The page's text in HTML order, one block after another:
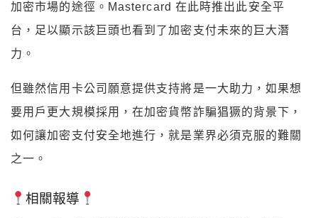
加密市場的途徑。Mastercard 在此時推出此安全平
台，足以顯示該巨頭也看到了加密支付未來的巨大潛
力。
但雖然信用卡公司願意提供支持將是一大助力，如果想
要用戶更大規模採用，在加密貨幣詐騙猖獗的背景下，
如何讓加密支付安全地進行，就是業界必須克服的難關
之一。
相關報導